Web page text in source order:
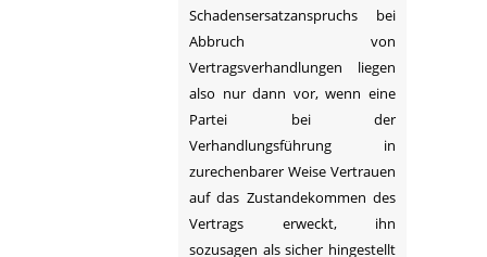
Schadensersatzanspruchs bei
Abbruch von
Vertragsverhandlungen liegen
also nur dann vor, wenn eine
Partei bei der
Verhandlungsführung in
zurechenbarer Weise Vertrauen
auf das Zustandekommen des
Vertrags erweckt, ihn
sozusagen als sicher hingestellt